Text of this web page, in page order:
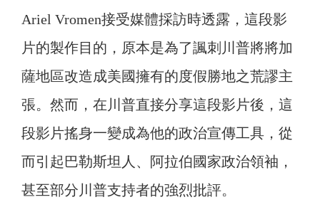
Ariel Vromen接受媒體採訪時透露，這段影
片的製作目的，原本是為了諷刺川普將將加
薩地區改造成美國擁有的度假勝地之荒謬主
張。然而，在川普直接分享這段影片後，這
段影片搖身一變成為他的政治宣傳工具，從
而引起巴勒斯坦人、阿拉伯國家政治領袖，
甚至部分川普支持者的強烈批評。